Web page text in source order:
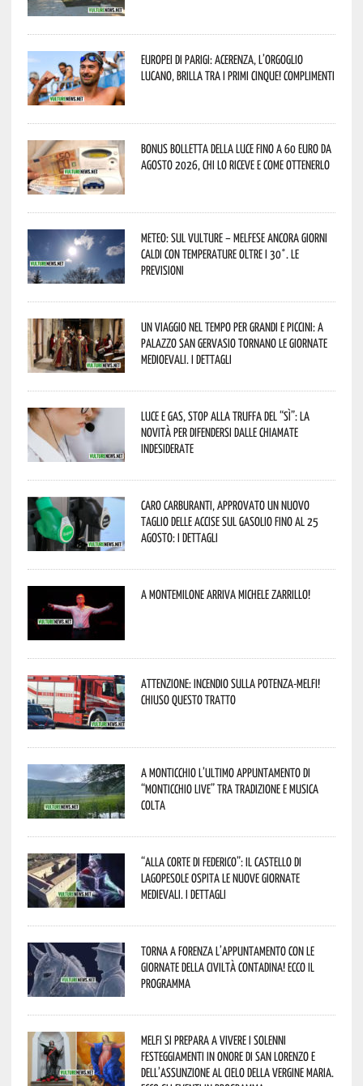
Europei di Parigi: Acerenza, l’orgoglio
lucano, brilla tra i primi cinque! Complimenti
Bonus bolletta della luce fino a 60 euro da
agosto 2026, chi lo riceve e come ottenerlo
Meteo: sul Vulture – melfese ancora giorni
caldi con temperature oltre i 30°. Le
previsioni
Un viaggio nel tempo per grandi e piccini: a
Palazzo San Gervasio tornano le Giornate
Medioevali. I dettagli
Luce e gas, stop alla truffa del “Sì”: la
novità per difendersi dalle chiamate
indesiderate
Caro carburanti, approvato un nuovo
taglio delle accise sul gasolio fino al 25
agosto: i dettagli
A Montemilone arriva Michele Zarrillo!
Attenzione: incendio sulla Potenza-Melfi!
Chiuso questo tratto
A Monticchio l’ultimo appuntamento di
“Monticchio Live” tra tradizione e musica
colta
“Alla corte di Federico”: il Castello di
Lagopesole ospita le nuove Giornate
Medievali. I dettagli
Torna a Forenza l’appuntamento con le
Giornate della Civiltà Contadina! Ecco il
programma
Melfi si prepara a vivere i solenni
festeggiamenti in onore di San Lorenzo e
dell’assunzione al cielo della Vergine Maria.